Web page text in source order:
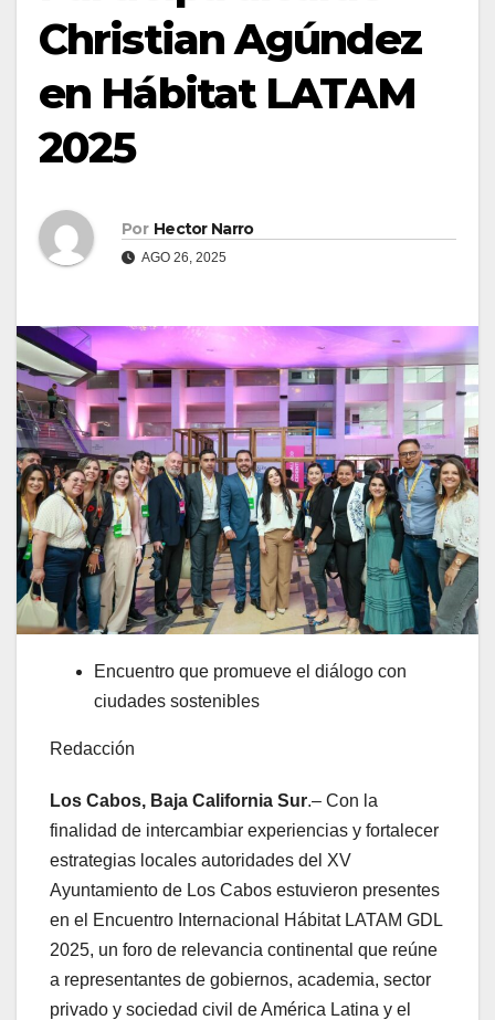
Christian Agúndez
en Hábitat LATAM
2025
Por Hector Narro
AGO 26, 2025
Encuentro que promueve el diálogo con
ciudades sostenibles
Redacción
Los Cabos, Baja California Sur.– Con la
finalidad de intercambiar experiencias y fortalecer
estrategias locales autoridades del XV
Ayuntamiento de Los Cabos estuvieron presentes
en el Encuentro Internacional Hábitat LATAM GDL
2025, un foro de relevancia continental que reúne
a representantes de gobiernos, academia, sector
privado y sociedad civil de América Latina y el